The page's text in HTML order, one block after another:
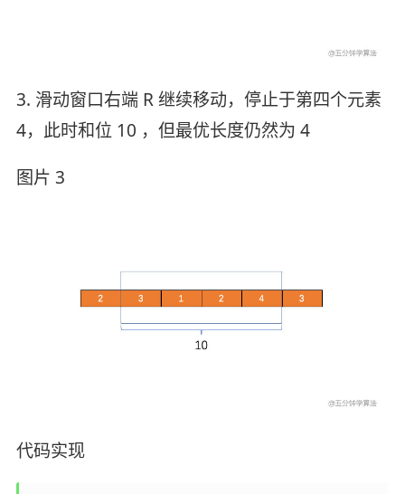
3. 滑动窗口右端 R 继续移动，停止于第四个元素
4，此时和位 10 ，但最优长度仍然为 4
图片 3
代码实现